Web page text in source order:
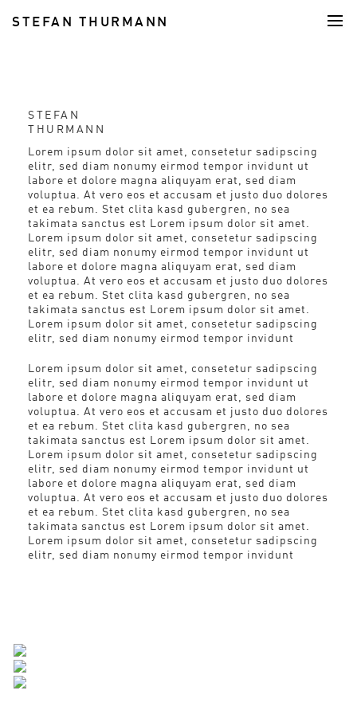
STEFAN THURMANN
FOOD
STEFAN
THURMANN
Lorem ipsum dolor sit amet, consetetur sadipscing
elitr, sed diam nonumy eirmod tempor invidunt ut
labore et dolore magna aliquyam erat, sed diam
voluptua. At vero eos et accusam et justo duo dolores
et ea rebum. Stet clita kasd gubergren, no sea
takimata sanctus est Lorem ipsum dolor sit amet.
Lorem ipsum dolor sit amet, consetetur sadipscing
elitr, sed diam nonumy eirmod tempor invidunt ut
labore et dolore magna aliquyam erat, sed diam
voluptua. At vero eos et accusam et justo duo dolores
et ea rebum. Stet clita kasd gubergren, no sea
takimata sanctus est Lorem ipsum dolor sit amet.
Lorem ipsum dolor sit amet, consetetur sadipscing
elitr, sed diam nonumy eirmod tempor invidunt
Lorem ipsum dolor sit amet, consetetur sadipscing
elitr, sed diam nonumy eirmod tempor invidunt ut
labore et dolore magna aliquyam erat, sed diam
voluptua. At vero eos et accusam et justo duo dolores
et ea rebum. Stet clita kasd gubergren, no sea
takimata sanctus est Lorem ipsum dolor sit amet.
Lorem ipsum dolor sit amet, consetetur sadipscing
elitr, sed diam nonumy eirmod tempor invidunt ut
labore et dolore magna aliquyam erat, sed diam
voluptua. At vero eos et accusam et justo duo dolores
et ea rebum. Stet clita kasd gubergren, no sea
takimata sanctus est Lorem ipsum dolor sit amet.
Lorem ipsum dolor sit amet, consetetur sadipscing
elitr, sed diam nonumy eirmod tempor invidunt